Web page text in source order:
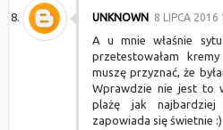
UNKNOWN 8 LIPCA 2016
A u mnie właśnie
przetestowałam
muszę przyznać, że
Wprawdzie nie jest to
plażę jak
zapowiada się świetnie :)